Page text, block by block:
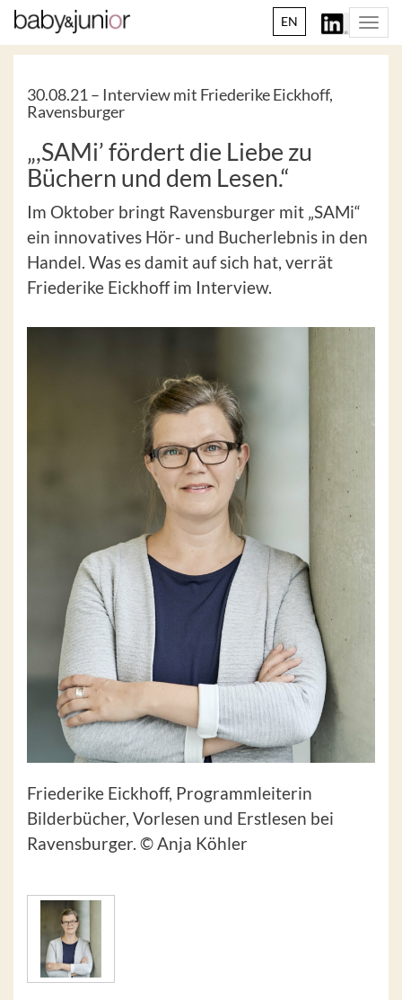
EN
30.08.21 – Interview mit Friederike Eickhoff,
Ravensburger
„,SAMi’ fördert die Liebe zu
Büchern und dem Lesen.“
Im Oktober bringt Ravensburger mit „SAMi“
ein innovatives Hör- und Bucherlebnis in den
Handel. Was es damit auf sich hat, verrät
Friederike Eickhoff im Interview.
Friederike Eickhoff, Programmleiterin
Bilderbücher, Vorlesen und Erstlesen bei
Ravensburger. © Anja Köhler